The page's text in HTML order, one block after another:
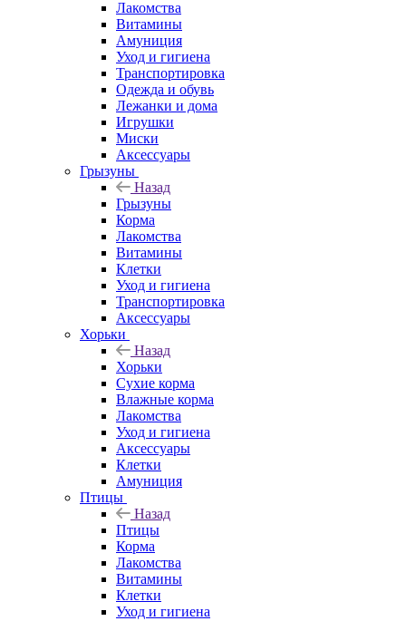
Лакомства
Витамины
Амуниция
Уход и гигиена
Транспортировка
Одежда и обувь
Лежанки и дома
Игрушки
Миски
Аксессуары
Грызуны
Назад
Грызуны
Корма
Лакомства
Витамины
Клетки
Уход и гигиена
Транспортировка
Аксессуары
Хорьки
Назад
Хорьки
Сухие корма
Влажные корма
Лакомства
Уход и гигиена
Аксессуары
Клетки
Амуниция
Птицы
Назад
Птицы
Корма
Лакомства
Витамины
Клетки
Уход и гигиена